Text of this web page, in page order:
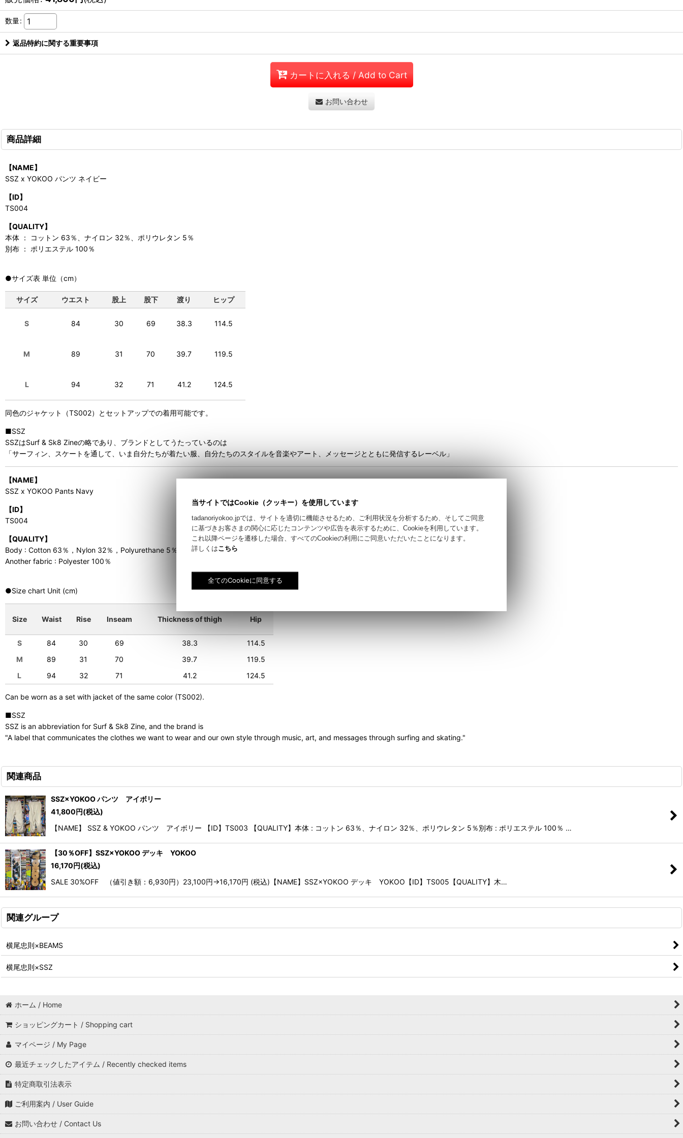
数量:
返品特約に関する重要事項
カートに入れる / Add to Cart
お問い合わせ
商品詳細
【NAME】
SSZ x YOKOO パンツ ネイビー
【ID】
TS004
【QUALITY】
本体 ： コットン 63％、ナイロン 32％、ポリウレタン 5％
別布 ： ポリエステル 100％
●サイズ表 単位（cm）
サイズ ウエスト 股上 股下 渡り ヒップ
S 84 30 69 38.3 114.5
M 89 31 70 39.7 119.5
L 94 32 71 41.2 124.5
同色のジャケット（TS002）とセットアップでの着用可能です。
■SSZ
SSZはSurf & Sk8 Zineの略であり、ブランドとしてうたっているのは
「サーフィン、スケートを通して、いま自分たちが着たい服、自分たちのスタイルを音楽やアート、メッセージとともに発信するレーベル」
【NAME】
SSZ x YOKOO Pants Navy
【ID】
TS004
【QUALITY】
Body : Cotton 63％，Nylon 32％，Polyurethane 5％
Another fabric : Polyester 100％
●Size chart Unit (cm)
Size Waist Rise Inseam Thickness of thigh Hip
S 84 30 69 38.3
114.5
M
89 31 70 39.7
119.5
L
94 32 71 41.2 124.5
Can be worn as a set with jacket of the same color (TS002).
■SSZ
SSZ is an abbreviation for Surf & Sk8 Zine, and the brand is
"A label that communicates the clothes we want to wear and our own style through music, art, and messages through surfing and skating."
関連商品
SSZ×YOKOO パンツ アイボリー
41,800円(税込)
【NAME】 SSZ & YOKOO パンツ アイボリー 【ID】TS003 【QUALITY】本体 : コットン 63％、ナイロン 32％、ポリウレタン 5％別布 : ポリエステル 100％ …
【30％OFF】SSZ×YOKOO デッキ YOKOO
16,170円(税込)
SALE 30%OFF （値引き額：6,930円）23,100円→16,170円 (税込)【NAME】SSZ×YOKOO デッキ YOKOO【ID】TS005【QUALITY】木…
関連グループ
横尾忠則×BEAMS
横尾忠則×SSZ
ホーム / Home
ショッピングカート / Shopping cart
マイページ / My Page
最近チェックしたアイテム / Recently checked items
特定商取引法表示
ご利用案内 / User Guide
お問い合わせ / Contact Us
当サイトではCookie（クッキー）を使用しています
tadanoriyokoo.jpでは、サイトを適切に機能させるため、ご利用状況を分析するため、そしてご同意
に基づきお客さまの関心に応じたコンテンツや広告を表示するために、Cookieを利用しています。
これ以降ページを遷移した場合、すべてのCookieの利用にご同意いただいたことになります。
詳しくはこちら